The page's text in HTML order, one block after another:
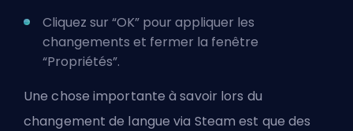
Cliquez sur “OK” pour appliquer les
changements et fermer la fenêtre
“Propriétés”.
Une chose importante à savoir lors du
changement de langue via Steam est que des